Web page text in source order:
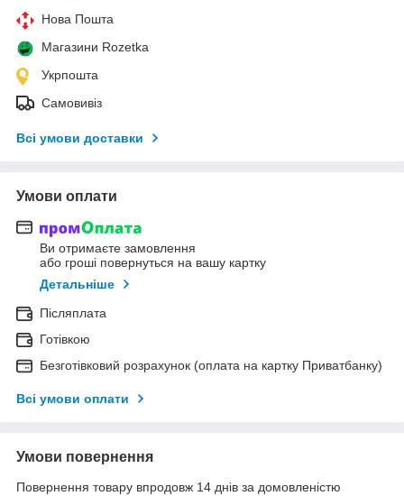
Нова Пошта
Магазини Rozetka
Укрпошта
Самовивіз
Всі умови доставки
Умови оплати
Ви отримаєте замовлення
або гроші повернуться на вашу картку
Детальніше
Післяплата
Готівкою
Безготівковий розрахунок (оплата на картку Приватбанку)
Всі умови оплати
Умови повернення
Повернення товару впродовж 14 днів за домовленістю